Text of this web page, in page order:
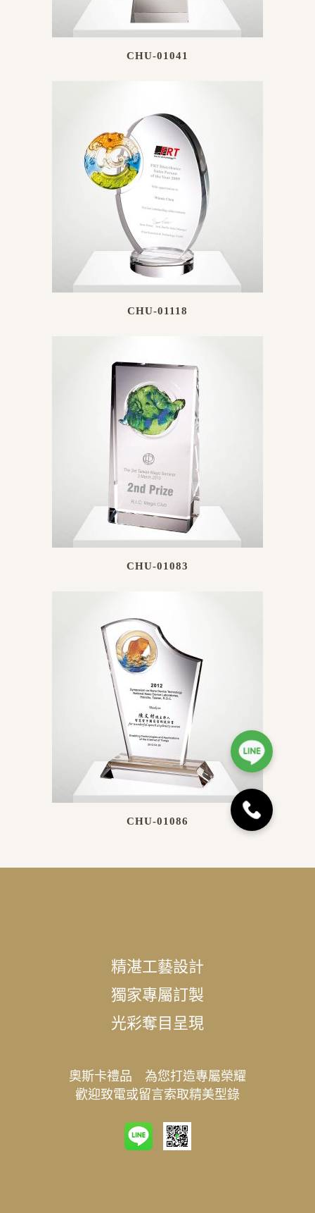
CHU-01041
CHU-01118
CHU-01083
CHU-01086
精湛工藝設計
獨家專屬訂製
光彩奪目呈現
奧斯卡禮品 為您打造專屬榮耀
歡迎致電或留言索取精美型錄